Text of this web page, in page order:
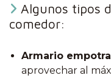
Algunos tipos
comedor:
Armario
aprovechar al